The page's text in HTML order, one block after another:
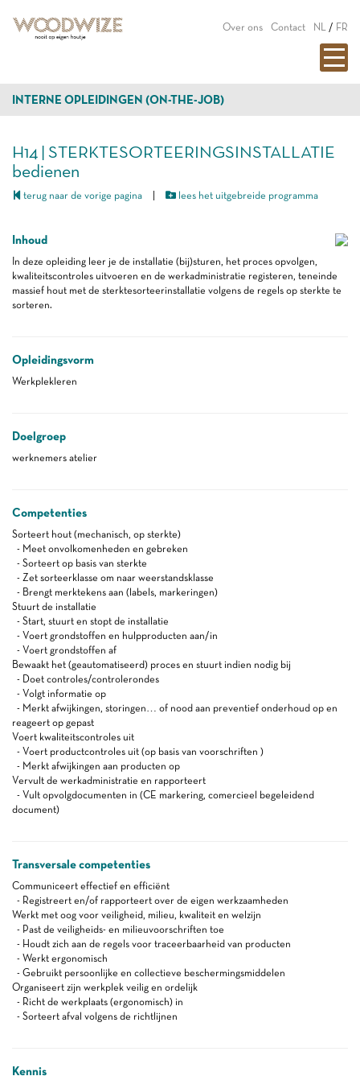
Over ons Contact NL / FR
INTERNE OPLEIDINGEN (ON-THE-JOB)
H14 | STERKTESORTEERINGSINSTALLATIE
bedienen
terug naar de vorige pagina lees het uitgebreide programma
Inhoud
In deze opleiding leer je de installatie (bij)sturen, het proces opvolgen,
kwaliteitscontroles uitvoeren en de werkadministratie registeren, teneinde
massief hout met de sterktesorteerinstallatie volgens de regels op sterkte te
sorteren.
Opleidingsvorm
Werkplekleren
Doelgroep
werknemers atelier
Competenties
Sorteert hout (mechanisch, op sterkte)
- Meet onvolkomenheden en gebreken
- Sorteert op basis van sterkte
- Zet sorteerklasse om naar weerstandsklasse
- Brengt merktekens aan (labels, markeringen)
Stuurt de installatie
- Start, stuurt en stopt de installatie
- Voert grondstoffen en hulpproducten aan/in
- Voert grondstoffen af
Bewaakt het (geautomatiseerd) proces en stuurt indien nodig bij
- Doet controles/controlerondes
- Volgt informatie op
- Merkt afwijkingen, storingen… of nood aan preventief onderhoud op en
reageert op gepast
Voert kwaliteitscontroles uit
- Voert productcontroles uit (op basis van voorschriften )
- Merkt afwijkingen aan producten op
Vervult de werkadministratie en rapporteert
- Vult opvolgdocumenten in (CE markering, comercieel begeleidend
document)
Transversale competenties
Communiceert effectief en efficiënt
- Registreert en/of rapporteert over de eigen werkzaamheden
Werkt met oog voor veiligheid, milieu, kwaliteit en welzijn
- Past de veiligheids- en milieuvoorschriften toe
- Houdt zich aan de regels voor traceerbaarheid van producten
- Werkt ergonomisch
- Gebruikt persoonlijke en collectieve beschermingsmiddelen
Organiseert zijn werkplek veilig en ordelijk
- Richt de werkplaats (ergonomisch) in
- Sorteert afval volgens de richtlijnen
Kennis